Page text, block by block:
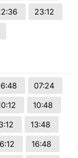
23:12
07:24
10:48
13:48
16:48